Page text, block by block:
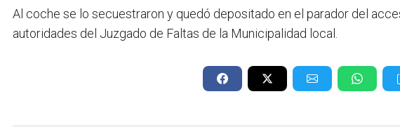
Al coche se lo secuestraron y quedó depositado en el parador del
autoridades del Juzgado de Faltas de la Municipalidad local.